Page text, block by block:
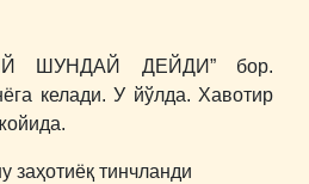
ШУНДАЙ ДЕЙДИ” бор.
келади. У йўлда. Хавотир
заҳотиёқ тинчланди